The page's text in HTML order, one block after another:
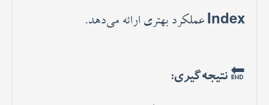
Index عملکرد بهتری ارائه می‌دهد.
🔚 نتیجه‌گیری: